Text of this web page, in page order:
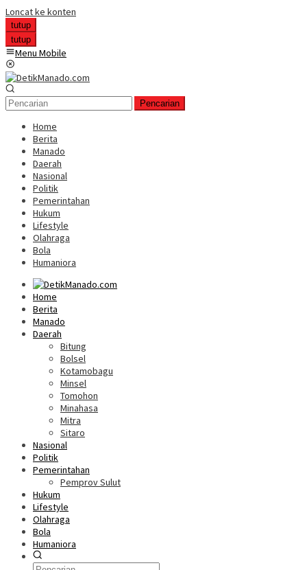
Loncat ke konten
tutup
tutup
Menu Mobile
Pencarian
Home
Berita
Manado
Daerah
Nasional
Politik
Pemerintahan
Hukum
Lifestyle
Olahraga
Bola
Humaniora
Home
Berita
Manado
Daerah
Bitung
Bolsel
Kotamobagu
Minsel
Tomohon
Minahasa
Mitra
Sitaro
Nasional
Politik
Pemerintahan
Pemprov Sulut
Hukum
Lifestyle
Olahraga
Bola
Humaniora